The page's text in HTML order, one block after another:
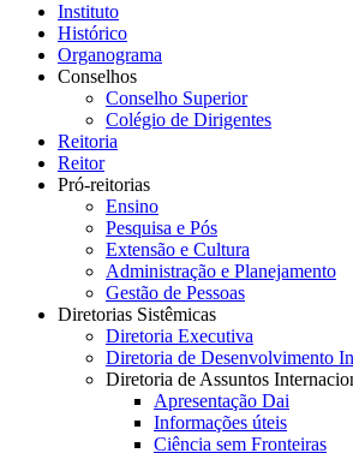
Instituto
Histórico
Organograma
Conselhos
Conselho Superior
Colégio de Dirigentes
Reitoria
Reitor
Pró-reitorias
Ensino
Pesquisa e Pós
Extensão e Cultura
Administração e Planejamento
Gestão de Pessoas
Diretorias Sistêmicas
Diretoria Executiva
Diretoria de Desenvolvimento
Diretoria de Assuntos
Apresentação Dai
Informações úteis
Ciência sem Fronteiras